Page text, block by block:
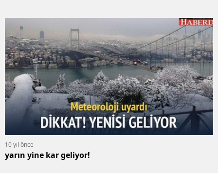
10 yıl önce
yarın yine kar geliyor!